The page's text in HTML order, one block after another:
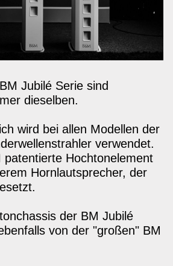
Jubilé Serie sind
dieselben.
wird bei allen Modellen der
verwendet.
patentierte Hochtonelement
Hornlautsprecher, der
der BM Jubilé
von der "großen" BM